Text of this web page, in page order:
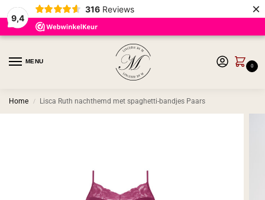
9,4
316 Reviews ×
MENU
0
Home / Lisca Ruth nachthemd met spaghetti-bandjes Paars